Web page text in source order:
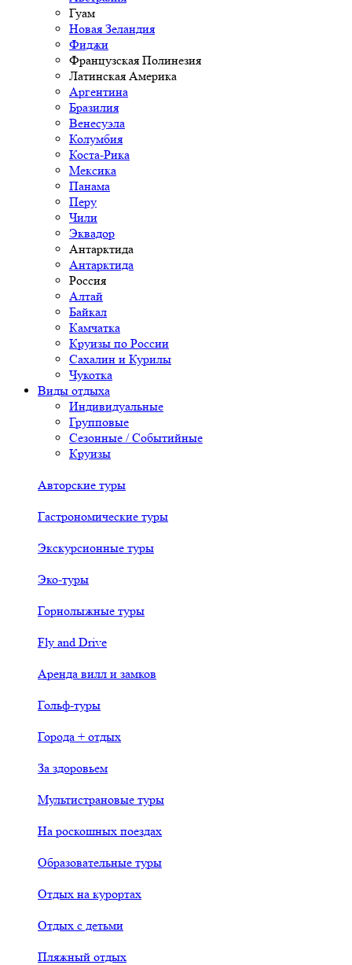
Гуам
Новая Зеландия
Фиджи
Французская Полинезия
Латинская Америка
Аргентина
Бразилия
Венесуэла
Колумбия
Коста-Рика
Мексика
Панама
Перу
Чили
Эквадор
Антарктида
Антарктида
Россия
Алтай
Байкал
Камчатка
Круизы по России
Сахалин и Курилы
Чукотка
Виды отдыха
Индивидуальные
Групповые
Сезонные / Событийные
Круизы
Авторские туры
Гастрономические туры
Экскурсионные туры
Эко-туры
Горнолыжные туры
Fly and Drive
Аренда вилл и замков
Гольф-туры
Города + отдых
За здоровьем
Мультистрановые туры
На роскошных поездах
Образовательные туры
Отдых на курортах
Отдых с детьми
Пляжный отдых